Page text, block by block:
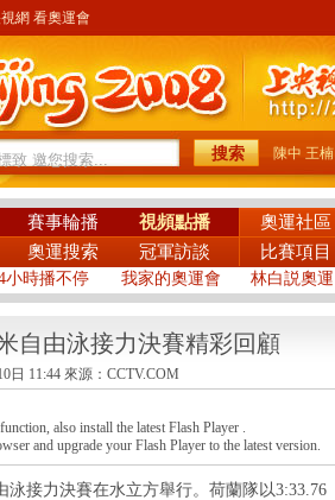
奧運會
陳中 王楠
賽事輪播 視頻點播 奧運社區
奧運搜索 冠軍訪談 比賽項目
小時播不停 我家的奧運會 林白説奧運
自由泳接力決賽精彩回顧
日 11:44 來源：CCTV.COM
also install the latest Flash Player .
and upgrade your Flash Player to the latest version.
接力決賽在水立方舉行。荷蘭隊以3:33.76